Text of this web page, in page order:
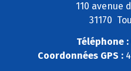
110 avenue
31170
Téléphone :
Coordonnées GPS :